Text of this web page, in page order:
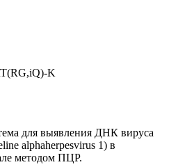
K
для выявления ДНК вируса
alphaherpesvirus 1) в
методом ПЦР.